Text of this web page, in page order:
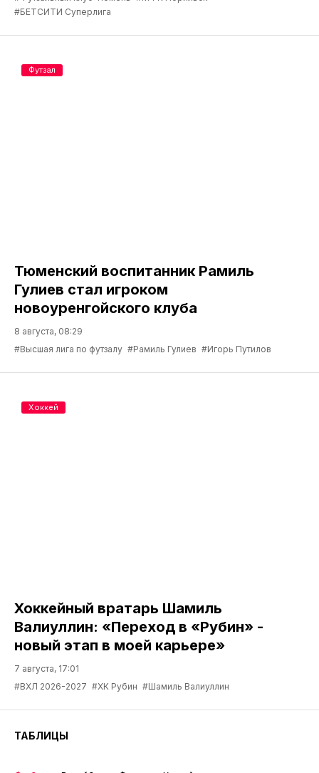
#БЕТСИТИ Суперлига
Тюменский воспитанник Рамиль
Гулиев стал игроком
новоуренгойского клуба
8 августа, 08:29
#Высшая лига по футзалу #Рамиль Гулиев #Игорь Путилов
Футзал
Хоккейный вратарь Шамиль
Валиуллин: «Переход в «Рубин» -
новый этап в моей карьере»
7 августа, 17:01
#ВХЛ 2026-2027 #ХК Рубин #Шамиль Валиуллин
Хоккей
ТАБЛИЦЫ